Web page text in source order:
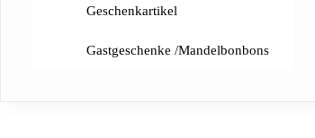
Geschenkartikel
Gastgeschenke /Mandelbonbons